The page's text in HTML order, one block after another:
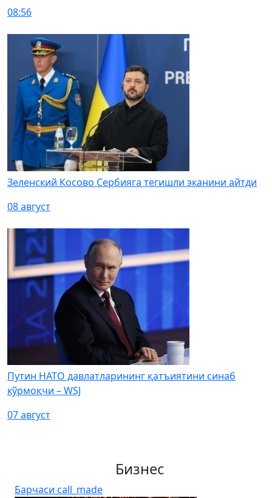
08:56
Зеленский Косово Сербияга тегишли эканини айтди
08 август
Путин НАТО давлатларининг қатъиятини синаб
кўрмоқчи – WSJ
07 август
Бизнес
Барчаси call_made